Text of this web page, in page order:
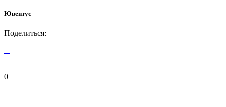
Ювентус
Поделиться:
0